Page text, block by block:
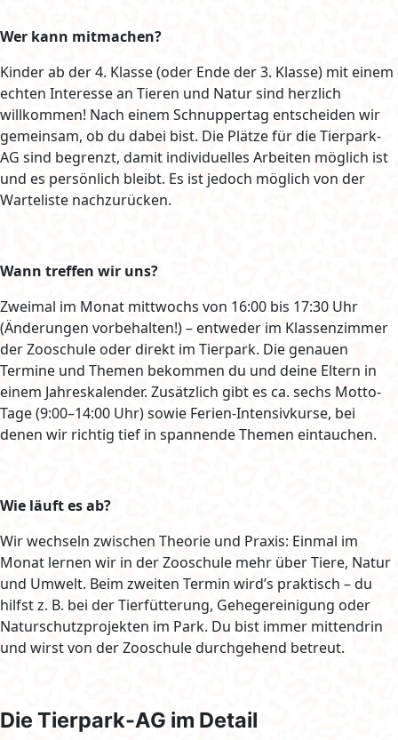
Wer kann mitmachen?
Kinder ab der 4. Klasse (oder Ende der 3. Klasse) mit einem
echten Interesse an Tieren und Natur sind herzlich
willkommen! Nach einem Schnuppertag entscheiden wir
gemeinsam, ob du dabei bist. Die Plätze für die Tierpark-
AG sind begrenzt, damit individuelles Arbeiten möglich ist
und es persönlich bleibt. Es ist jedoch möglich von der
Warteliste nachzurücken.
Wann treffen wir uns?
Zweimal im Monat mittwochs von 16:00 bis 17:30 Uhr
(Änderungen vorbehalten!) – entweder im Klassenzimmer
der Zooschule oder direkt im Tierpark. Die genauen
Termine und Themen bekommen du und deine Eltern in
einem Jahreskalender. Zusätzlich gibt es ca. sechs Motto-
Tage (9:00–14:00 Uhr) sowie Ferien-Intensivkurse, bei
denen wir richtig tief in spannende Themen eintauchen.
Wie läuft es ab?
Wir wechseln zwischen Theorie und Praxis: Einmal im
Monat lernen wir in der Zooschule mehr über Tiere, Natur
und Umwelt. Beim zweiten Termin wird’s praktisch – du
hilfst z. B. bei der Tierfütterung, Gehegereinigung oder
Naturschutzprojekten im Park. Du bist immer mittendrin
und wirst von der Zooschule durchgehend betreut.
Die Tierpark-AG im Detail